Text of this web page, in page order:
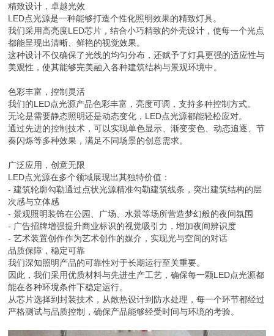
精致设计，卓越光效
LED点光源是一种能够打造个性化照明效果的精致灯具。
我们采用高亮度LED芯片，结合小巧精致的外壳设计，使每一个光点
都能呈现出清晰、鲜艳的视觉效果。
这种设计不仅确保了光线的均匀分布，还赋予了灯具更强的适应性与
美观性，使其能够完美融入各种建筑结构与景观环境中。
色彩丰富，控制灵活
我们的LED点光源产品色彩丰富，亮度可调，支持多种控制方式。
无论是需要静态照明还是动态变化，LED点光源都能轻松应对。
通过先进的控制技术，可以实现单色显示、渐变变色、动态追逐、节
奏闪烁等多种效果，满足不同场景的创意需求。
广泛应用，创意无限
LED点光源在多个领域展现出其独特价值：
- 建筑轮廓勾勒通过点状光源精准勾勒建筑线条，突出建筑结构的层
次感与立体感
- 景观照明装饰在公园、广场、水景等场所营造梦幻般的夜间氛围
- 广告招牌增强提升商业标识的视觉吸引力，增加夜间辨识度
- 艺术装置创作作为艺术创作的媒介，实现光与空间的对话
品质保障，稳定可靠
我们深知照明产品的可靠性对于长期运行至关重要。
因此，我们采用优质材料与先进生产工艺，确保每一颗LED点光源都
能在各种环境条件下稳定运行。
从芯片选择到封装技术，从散热设计到防水处理，每一个环节都经过
严格测试与品质控制，确保产品能够经受时间与环境的考验。